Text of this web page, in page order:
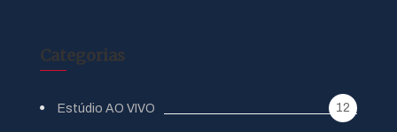
Categorias
Estúdio AO VIVO 12